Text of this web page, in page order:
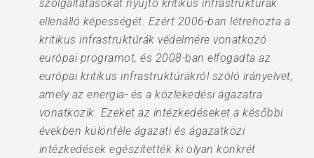
szolgáltatásokat nyújtó kritikus infrastruktúrák
ellenálló képességét. Ezért 2006-ban létrehozta a
kritikus infrastruktúrák védelmére vonatkozó
európai programot, és 2008-ban elfogadta az
európai kritikus infrastruktúrákról szóló irányelvet,
amely az energia- és a közlekedési ágazatra
vonatkozik. Ezeket az intézkedéseket a későbbi
években különféle ágazati és ágazatközi
intézkedések egészítették ki olyan konkrét